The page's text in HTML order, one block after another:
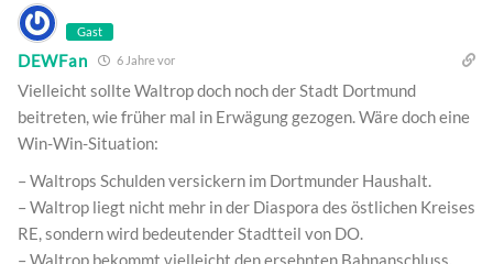
Gast
DEWFan 6 Jahre vor
Vielleicht sollte Waltrop doch noch der Stadt Dortmund
beitreten, wie früher mal in Erwägung gezogen. Wäre doch eine
Win-Win-Situation:
– Waltrops Schulden versickern im Dortmunder Haushalt.
– Waltrop liegt nicht mehr in der Diaspora des östlichen Kreises
RE, sondern wird bedeutender Stadtteil von DO.
– Waltrop bekommt vielleicht den ersehnten Bahnanschluss.